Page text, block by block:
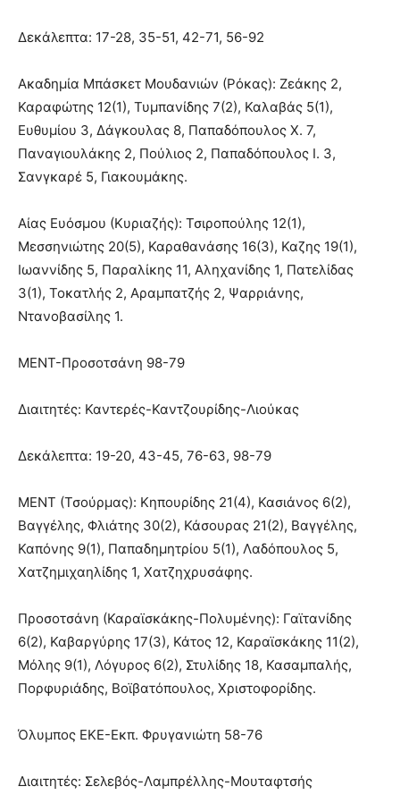
Δεκάλεπτα: 17-28, 35-51, 42-71, 56-92
Ακαδημία Μπάσκετ Μουδανιών (Ρόκας): Ζεάκης 2,
Καραφώτης 12(1), Τυμπανίδης 7(2), Καλαβάς 5(1),
Ευθυμίου 3, Δάγκουλας 8, Παπαδόπουλος Χ. 7,
Παναγιουλάκης 2, Πούλιος 2, Παπαδόπουλος Ι. 3,
Σανγκαρέ 5, Γιακουμάκης.
Αίας Ευόσμου (Κυριαζής): Τσιροπούλης 12(1),
Μεσσηνιώτης 20(5), Καραθανάσης 16(3), Καζης 19(1),
Ιωαννίδης 5, Παραλίκης 11, Αληχανίδης 1, Πατελίδας
3(1), Τοκατλής 2, Αραμπατζής 2, Ψαρριάνης,
Ντανοβασίλης 1.
ΜΕΝΤ-Προσοτσάνη 98-79
Διαιτητές: Καντερές-Καντζουρίδης-Λιούκας
Δεκάλεπτα: 19-20, 43-45, 76-63, 98-79
ΜΕΝΤ (Τσούρμας): Κηπουρίδης 21(4), Κασιάνος 6(2),
Βαγγέλης, Φλιάτης 30(2), Κάσουρας 21(2), Βαγγέλης,
Καπόνης 9(1), Παπαδημητρίου 5(1), Λαδόπουλος 5,
Χατζημιχαηλίδης 1, Χατζηχρυσάφης.
Προσοτσάνη (Καραϊσκάκης-Πολυμένης): Γαϊτανίδης
6(2), Καβαργύρης 17(3), Κάτος 12, Καραϊσκάκης 11(2),
Μόλης 9(1), Λόγυρος 6(2), Στυλίδης 18, Κασαμπαλής,
Πορφυριάδης, Βοϊβατόπουλος, Χριστοφορίδης.
Όλυμπος ΕΚΕ-Εκπ. Φρυγανιώτη 58-76
Διαιτητές: Σελεβός-Λαμπρέλλης-Μουταφτσής